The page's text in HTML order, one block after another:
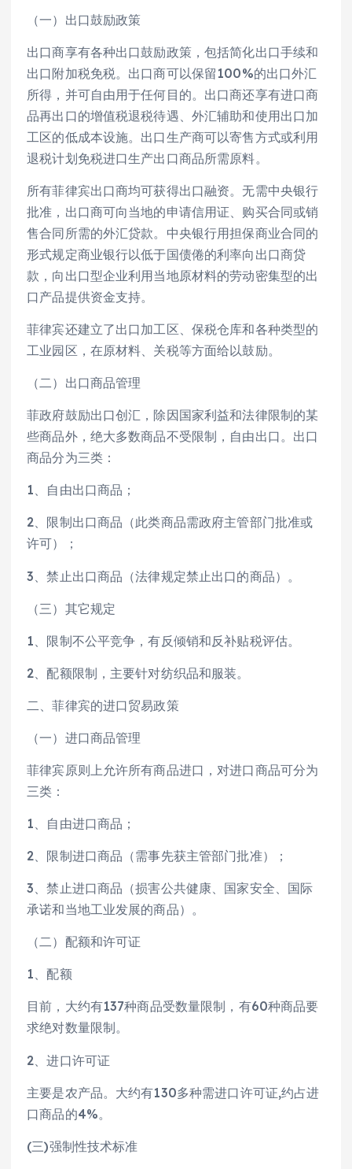
（一）出口鼓励政策
出口商享有各种出口鼓励政策，包括简化出口手续和
出口附加税免税。出口商可以保留100%的出口外汇
所得，并可自由用于任何目的。出口商还享有进口商
品再出口的增值税退税待遇、外汇辅助和使用出口加
工区的低成本设施。出口生产商可以寄售方式或利用
退税计划免税进口生产出口商品所需原料。
所有菲律宾出口商均可获得出口融资。无需中央银行
批准，出口商可向当地的申请信用证、购买合同或销
售合同所需的外汇贷款。中央银行用担保商业合同的
形式规定商业银行以低于国债倦的利率向出口商贷
款，向出口型企业利用当地原材料的劳动密集型的出
口产品提供资金支持。
菲律宾还建立了出口加工区、保税仓库和各种类型的
工业园区，在原材料、关税等方面给以鼓励。
（二）出口商品管理
菲政府鼓励出口创汇，除因国家利益和法律限制的某
些商品外，绝大多数商品不受限制，自由出口。出口
商品分为三类：
1、自由出口商品；
2、限制出口商品（此类商品需政府主管部门批准或
许可）；
3、禁止出口商品（法律规定禁止出口的商品）。
（三）其它规定
1、限制不公平竞争，有反倾销和反补贴税评估。
2、配额限制，主要针对纺织品和服装。
二、菲律宾的进口贸易政策
（一）进口商品管理
菲律宾原则上允许所有商品进口，对进口商品可分为
三类：
1、自由进口商品；
2、限制进口商品（需事先获主管部门批准）；
3、禁止进口商品（损害公共健康、国家安全、国际
承诺和当地工业发展的商品）。
（二）配额和许可证
1、配额
目前，大约有137种商品受数量限制，有60种商品要
求绝对数量限制。
2、进口许可证
主要是农产品。大约有130多种需进口许可证,约占进
口商品的4%。
(三)强制性技术标准